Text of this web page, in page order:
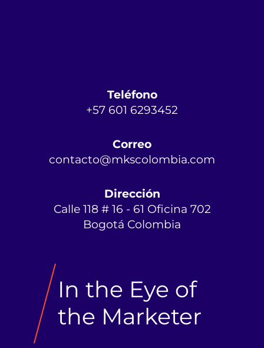
Teléfono
+57 601 6293452
Correo
contacto@mkscolombia.com
Dirección
Calle 118 # 16 - 61 Oficina 702
Bogotá Colombia
In the Eye of
the Marketer